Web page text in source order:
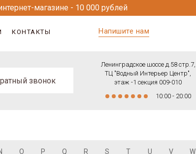
магазине - 10 000 рублей
КОНТАКТЫ Напишите нам
звонок
Ленинградское шоссе д.58 стр.7,
ТЦ "Водный Интерьер Центр",
этаж -1 секция 009-010
10:00 - 20:00
O P Q R S T U V W